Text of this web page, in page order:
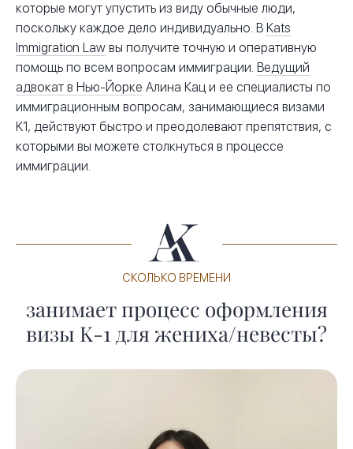
которые могут упустить из виду обычные люди,
поскольку каждое дело индивидуально. В Kats
Immigration Law вы получите точную и оперативную
помощь по всем вопросам иммиграции. Ведущий
адвокат в Нью-Йорке Алина Кац и ее специалисты по
иммиграционным вопросам, занимающиеся визами
K1, действуют быстро и преодолевают препятствия, с
которыми вы можете столкнуться в процессе
иммиграции.
СКОЛЬКО ВРЕМЕНИ
занимает процесс оформления
визы K-1 для жениха/невесты?